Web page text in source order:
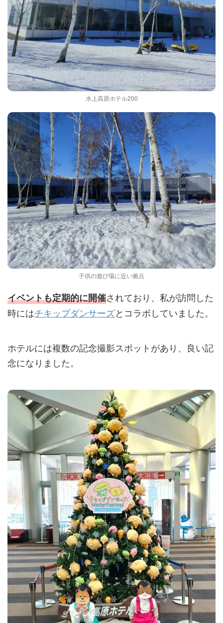
水上高原ホテル200
子供の遊び場に近い拠点
イベントも定期的に開催されており、私が訪問した
時にはチキップダンサーズとコラボしていました。
ホテルには複数の記念撮影スポットがあり、良い記
念になりました。